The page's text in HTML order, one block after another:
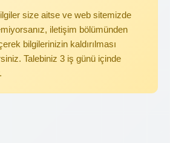
size aitse ve web sitemizde
iletişim bölümünden
bilgilerinizin kaldırılması
Talebiniz 3 iş günü içinde